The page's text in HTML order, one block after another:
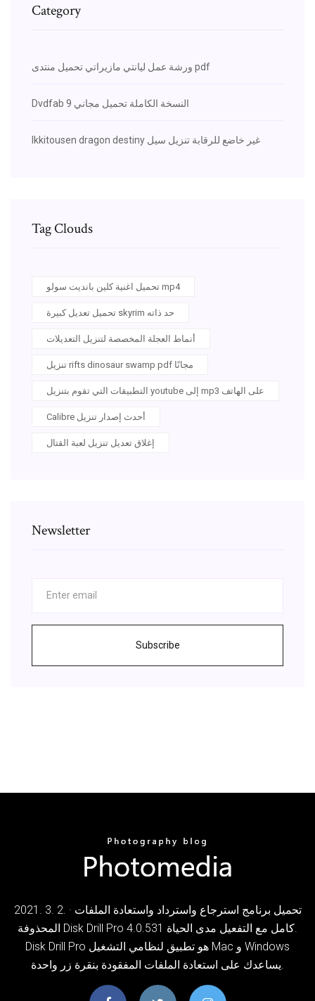
Category
ورشة عمل ليانتي مازيراتي تحميل منتدى pdf
Dvdfab 9 النسخة الكاملة تحميل مجاني
Ikkitousen dragon destiny غير خاضع للرقابة تنزيل سيل
Tag Clouds
تحميل اغنية كلين بانديت سولو mp4
تحميل تعديل كبيرة skyrim حد ذاته
أنماط العجلة المخصصة لتنزيل التعديلات
تنزيل rifts dinosaur swamp pdf مجانًا
التطبيقات التي تقوم بتنزيل youtube إلى mp3 على الهاتف
Calibre أحدث إصدار تنزيل
إغلاق تعديل تنزيل لعبة القتال
Newsletter
Subscribe
2021. 3. 2. · تحميل برنامج استرجاع واسترداد واستعادة الملفات
المحذوفة Disk Drill Pro 4.0.531 كامل مع التفعيل مدى الحياة.
Disk Drill Pro هو تطبيق لنظامي التشغيل Mac و Windows